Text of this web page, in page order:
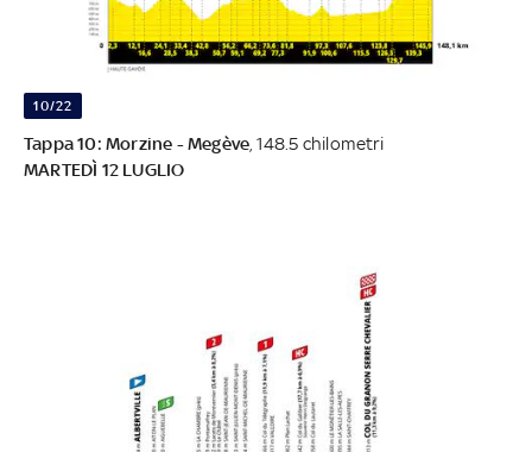
10/22
Tappa 10: Morzine - Megève , 148.5 chilometri
MARTEDÌ 12 LUGLIO